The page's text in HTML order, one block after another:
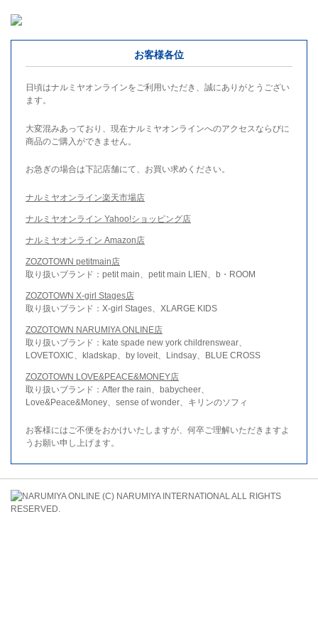
お客様各位
日頃はナルミヤオンラインをご利用いただき、誠にありがとうござい
ます。
大変混みあっており、現在ナルミヤオンラインへのアクセスならびに
商品のご購入ができません。
お急ぎの場合は下記店舗にて、お買い求めください。
ナルミヤオンライン楽天市場店
ナルミヤオンライン Yahoo!ショッピング店
ナルミヤオンライン Amazon店
ZOZOTOWN petitmain店
取り扱いブランド：petit main、petit main LIEN、b・ROOM
ZOZOTOWN X-girl Stages店
取り扱いブランド：X-girl Stages、XLARGE KIDS
ZOZOTOWN NARUMIYA ONLINE店
取り扱いブランド：kate spade new york childrenswear、
LOVETOXIC、kladskap、by loveit、Lindsay、BLUE CROSS
ZOZOTOWN LOVE&PEACE&MONEY店
取り扱いブランド：After the rain、babycheer、
Love&Peace&Money、sense of wonder、キリンのソフィ
お客様にはご不便をおかけいたしますが、何卒ご理解いただきますよ
うお願い申し上げます。